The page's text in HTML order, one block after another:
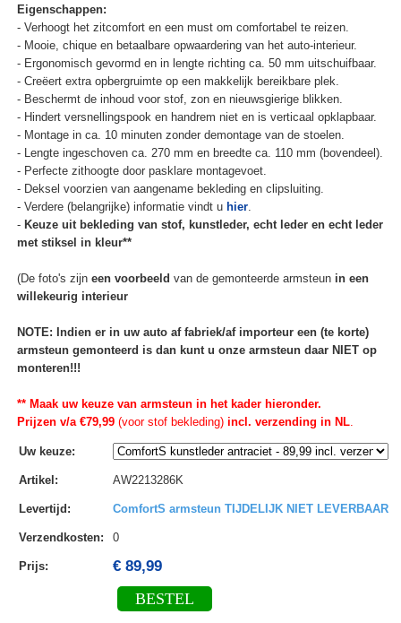
Eigenschappen:
- Verhoogt het zitcomfort en een must om comfortabel te reizen.
- Mooie, chique en betaalbare opwaardering van het auto-interieur.
- Ergonomisch gevormd en in lengte richting ca. 50 mm uitschuifbaar.
- Creëert extra opbergruimte op een makkelijk bereikbare plek.
- Beschermt de inhoud voor stof, zon en nieuwsgierige blikken.
- Hindert versnellingspook en handrem niet en is verticaal opklapbaar.
- Montage in ca. 10 minuten zonder demontage van de stoelen.
- Lengte ingeschoven ca. 270 mm en breedte ca. 110 mm (bovendeel).
- Perfecte zithoogte door pasklare montagevoet.
- Deksel voorzien van aangename bekleding en clipsluiting.
- Verdere (belangrijke) informatie vindt u hier.
- Keuze uit bekleding van stof, kunstleder, echt leder en echt leder
met stiksel in kleur**
(De foto's zijn een voorbeeld van de gemonteerde armsteun in een
willekeurig interieur
NOTE: Indien er in uw auto af fabriek/af importeur een (te korte)
armsteun gemonteerd is dan kunt u onze armsteun daar NIET op
monteren!!!
** Maak uw keuze van armsteun in het kader hieronder.
Prijzen v/a €79,99(voor stof bekleding)incl. verzending in NL.
Uw keuze:
Artikel : AW2213286K
Levertijd : ComfortS armsteun TIJDELIJK NIET LEVERBAAR
Verzendkosten: 0
Prijs: € 89,99
BESTEL